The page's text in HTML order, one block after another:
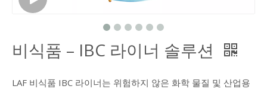
비식품 – IBC 라이너 솔루션
LAF 비식품 IBC 라이너는 위험하지 않은 화학 물질 및 산업용